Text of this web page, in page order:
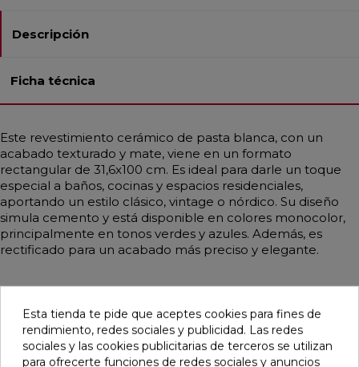
Descripción
Ficha técnica
Este revestimiento cerámico de pasta blanca, con un
acabado texturado y mate, viene en un formato
rectangular de 31,6x100 cm. Es ideal para darle un toque
especial a baños, cocinas y espacios residenciales,
aportando un estilo clásico, vintage o nórdico. Su diseño
simula cemento y está disponible en colores monocolor,
principalmente en tonos verdes y azules. Además, es
rectificado para un acabado más preciso y elegante.
Pensamos que te puede interesar
Esta tienda te pide que aceptes cookies para fines de
rendimiento, redes sociales y publicidad. Las redes
sociales y las cookies publicitarias de terceros se utilizan
para ofrecerte funciones de redes sociales y anuncios